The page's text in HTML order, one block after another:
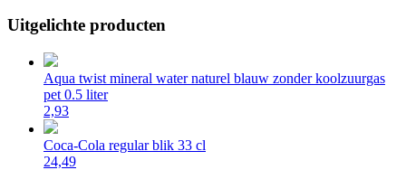
Uitgelichte producten
Aqua twist mineral water naturel blauw zonder koolzuurgas
pet 0.5 liter
2,93
Coca-Cola regular blik 33 cl
24,49